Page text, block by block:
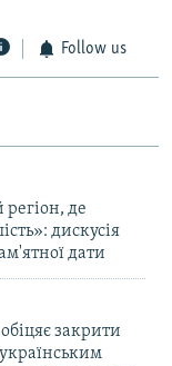
Follow us
де
дискусія
дати
закрити